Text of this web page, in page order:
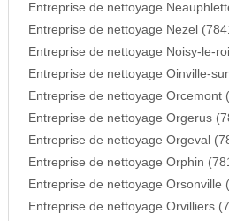
Entreprise de nettoyage
Entreprise de nettoyage Nezel
Entreprise de nettoyage Noisy-le-
Entreprise de nettoyage Oinville-
Entreprise de nettoyage Orcemont
Entreprise de nettoyage Orgerus
Entreprise de nettoyage Orgeval
Entreprise de nettoyage Orphin
Entreprise de nettoyage Orsonville
Entreprise de nettoyage Orvilliers